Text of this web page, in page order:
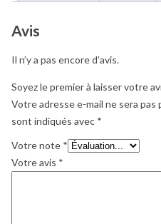
Avis
Il n’y a pas encore d’avis.
Soyez le premier à laisser votre
Votre adresse e-mail ne sera pas
sont indiqués avec *
Votre note *
Votre avis *